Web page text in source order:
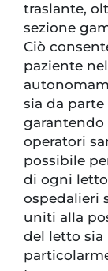
traslante,
sezione
Ciò
paziente
sia da
operatori
possibile
di ogni
ospedalieri
uniti alla
del letto sia